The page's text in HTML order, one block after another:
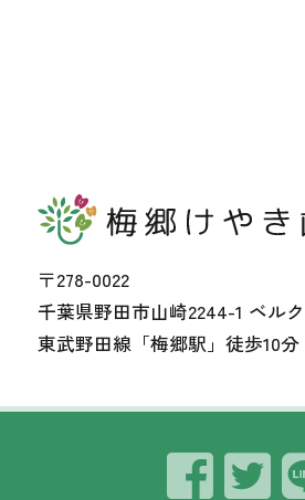
〒278-0022
千葉県野田市山崎2244-1 ベル
東武野田線「梅郷駅」徒歩10分